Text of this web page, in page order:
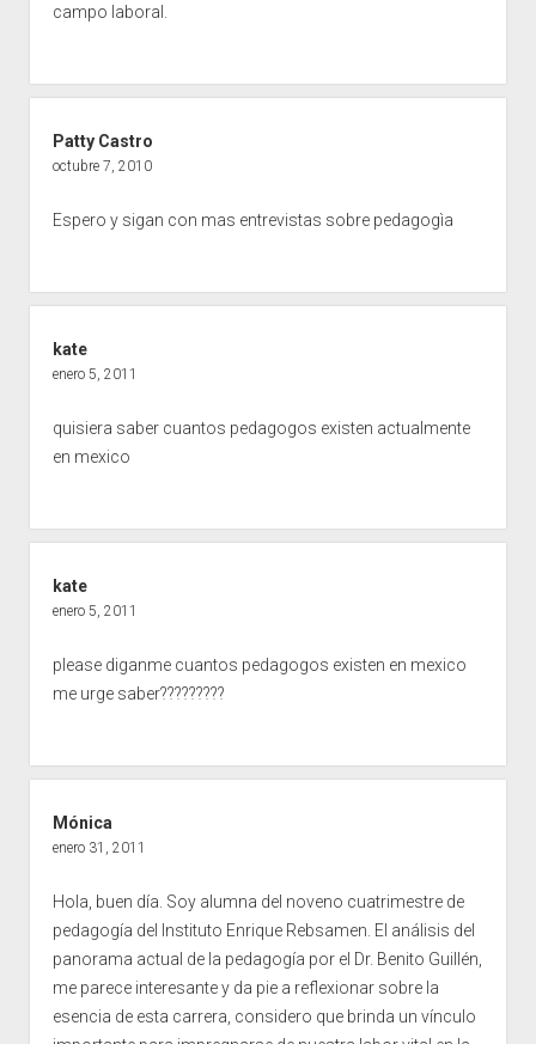
campo laboral.
Patty Castro
octubre 7, 2010
Espero y sigan con mas entrevistas sobre pedagogìa
kate
enero 5, 2011
quisiera saber cuantos pedagogos existen actualmente
en mexico
kate
enero 5, 2011
please diganme cuantos pedagogos existen en mexico
me urge saber?????????
Mónica
enero 31, 2011
Hola, buen día. Soy alumna del noveno cuatrimestre de
pedagogía del Instituto Enrique Rebsamen. El análisis del
panorama actual de la pedagogía por el Dr. Benito Guillén,
me parece interesante y da pie a reflexionar sobre la
esencia de esta carrera, considero que brinda un vínculo